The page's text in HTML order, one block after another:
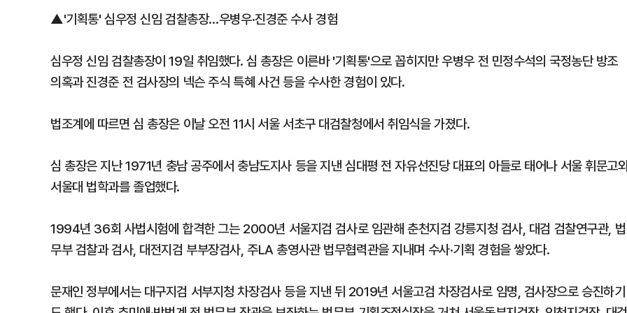
▲'기획통' 심우정 신임 검찰총장…우병우·진경준 수사 경험
심우정 신임 검찰총장이 19일 취임했다. 심 총장은 이른바 '기획통'으로 꼽히지만 우병우 전 민정수석의 국정농단 방조
의혹과 진경준 전 검사장의 넥슨 주식 특혜 사건 등을 수사한 경험이 있다.
법조계에 따르면 심 총장은 이날 오전 11시 서울 서초구 대검찰청에서 취임식을 가졌다.
심 총장은 지난 1971년 충남 공주에서 충남도지사 등을 지낸 심대평 전 자유선진당 대표의 아들로 태어나 서울 휘문고
서울대 법학과를 졸업했다.
1994년 36회 사법시험에 합격한 그는 2000년 서울지검 검사로 임관해 춘천지검 강릉지청 검사, 대검 검찰연구관, 법
무부 검찰과 검사, 대전지검 부부장검사, 주LA 총영사관 법무협력관을 지내며 수사·기획 경험을 쌓았다.
문재인 정부에서는 대구지검 서부지청 차장검사 등을 지낸 뒤 2019년 서울고검 차장검사로 임명, 검사장으로 승진하기